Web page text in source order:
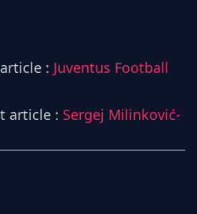
: Juventus Football
article : Sergej Milinković-